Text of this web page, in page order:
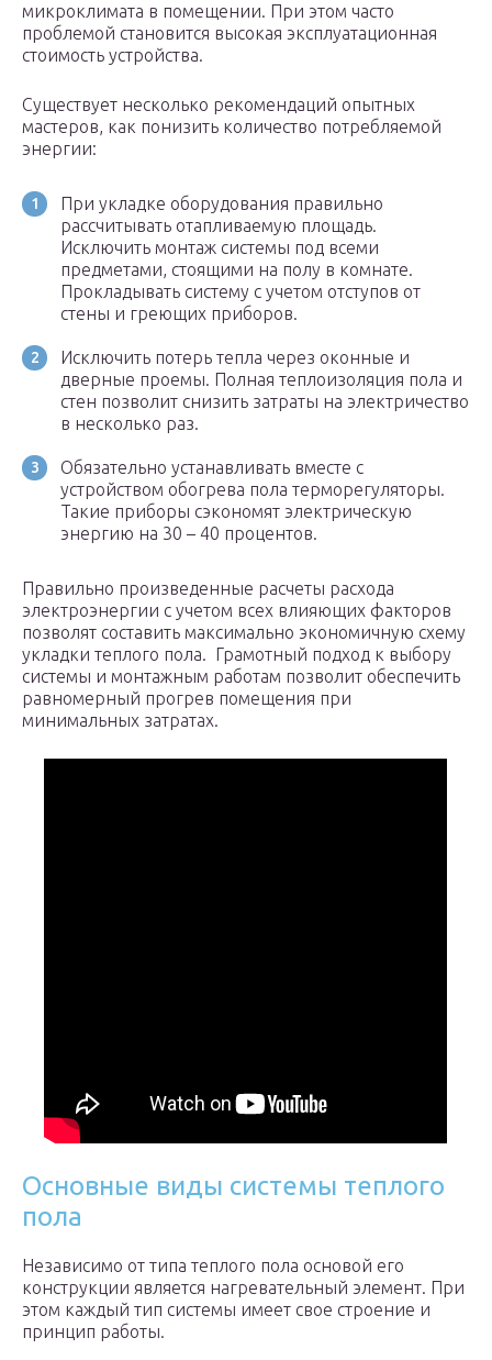
микроклимата в помещении. При этом часто
проблемой становится высокая эксплуатационная
стоимость устройства.
Существует несколько рекомендаций опытных
мастеров, как понизить количество потребляемой
энергии:
При укладке оборудования правильно
рассчитывать отапливаемую площадь.
Исключить монтаж системы под всеми
предметами, стоящими на полу в комнате.
Прокладывать систему с учетом отступов от
стены и греющих приборов.
Исключить потерь тепла через оконные и
дверные проемы. Полная теплоизоляция пола и
стен позволит снизить затраты на электричество
в несколько раз.
Обязательно устанавливать вместе с
устройством обогрева пола терморегуляторы.
Такие приборы сэкономят электрическую
энергию на 30 – 40 процентов.
Правильно произведенные расчеты расхода
электроэнергии с учетом всех влияющих факторов
позволят составить максимально экономичную схему
укладки теплого пола. Грамотный подход к выбору
системы и монтажным работам позволит обеспечить
равномерный прогрев помещения при
минимальных затратах.
Основные виды системы теплого
пола
Независимо от типа теплого пола основой его
конструкции является нагревательный элемент. При
этом каждый тип системы имеет свое строение и
принцип работы.